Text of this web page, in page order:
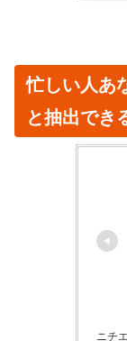
忙しい人あ
と抽出でき
ニチ